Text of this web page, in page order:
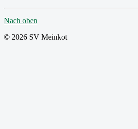
Nach oben
© 2026 SV Meinkot